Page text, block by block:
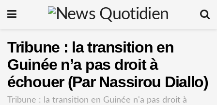
Tribune : la transition en
Guinée n’a pas droit à
échouer (Par Nassirou Diallo)
Tribune : la transition en Guinée n'a pas droit à